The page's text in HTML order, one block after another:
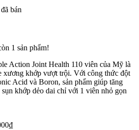
đã bán
1 sản phẩm!
Action Joint Health 110 viên của Mỹ là
xương khớp vượt trội. Với công thức đột
Acid và Boron, sản phẩm giúp tăng
khớp dẻo dai chỉ với 1 viên nhỏ gọn
₫